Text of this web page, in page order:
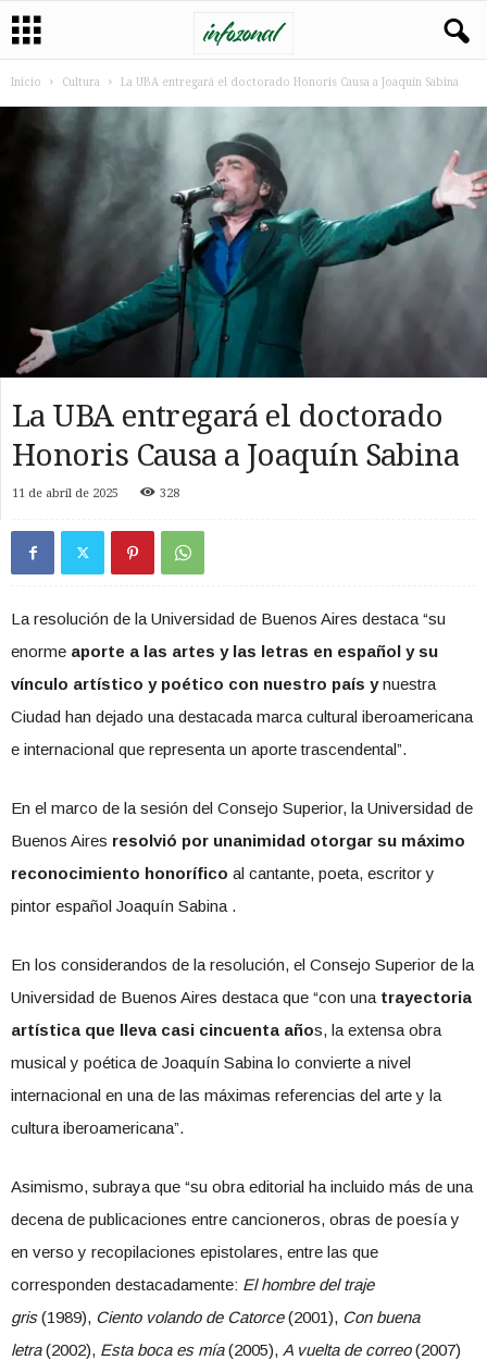
Inicio Cultura La UBA entregará el doctorado Honoris Causa a Joaquín Sabina
La UBA entregará el doctorado
Honoris Causa a Joaquín Sabina
11 de abril de 2025 328
La resolución de la Universidad de Buenos Aires destaca “su
enorme aporte a las artes y las letras en español y su
vínculo artístico y poético con nuestro país ynuestra
Ciudad han dejado una destacada marca cultural iberoamericana
e internacional que representa un aporte trascendental”.
En el marco de la sesión del Consejo Superior, la Universidad de
Buenos Aires resolvió por unanimidad otorgar su máximo
reconocimiento honorífico al cantante, poeta, escritor y
pintor español Joaquín Sabina .
En los considerandos de la resolución, el Consejo Superior de la
Universidad de Buenos Aires destaca que “con una trayectoria
artística que lleva casi cincuenta años, la extensa obra
musical y poética de Joaquín Sabina lo convierte a nivel
internacional en una de las máximas referencias del arte y la
cultura iberoamericana”.
Asimismo, subraya que “su obra editorial ha incluido más de una
decena de publicaciones entre cancioneros, obras de poesía y
en verso y recopilaciones epistolares, entre las que
corresponden destacadamente: El hombre del traje
gris(1989), Ciento volando de Catorce(2001), Con buena
letra(2002), Esta boca es mía(2005), A vuelta de correo(2007)